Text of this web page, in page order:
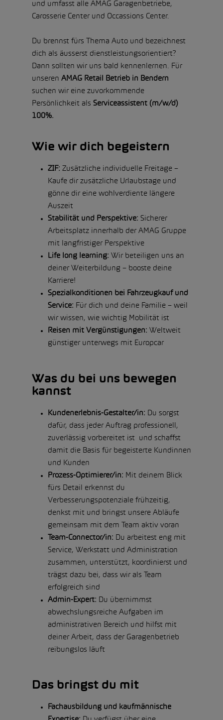
und umfasst alle AMAG Garagenbetriebe,
Carosserie Center und Occassions Center.
Du brennst fürs Thema Auto und bezeichnest
dich als äusserst dienstleistungsorientiert?
Dann sollten wir uns bald kennenlernen. Für
unseren AMAG Retail Betrieb in Bendern
suchen wir eine zuvorkommende
Persönlichkeit als Serviceassistent (m/w/d)
100%.
Wie wir dich begeistern
ZIF: Zusätzliche individuelle Freitage –
Kaufe dir zusätzliche Urlaubstage und
gönne dir eine wohlverdiente längere
Auszeit
Stabilität und Perspektive: Sicherer
Arbeitsplatz innerhalb der AMAG Gruppe
mit langfristiger Perspektive
Life long learning: Wir beteiligen uns an
deiner Weiterbildung – booste deine
Karriere!
Spezialkonditionen bei Fahrzeugkauf und
Service: Für dich und deine Familie – weil
wir wissen, wie wichtig Mobilität ist
Reisen mit Vergünstigungen: Weltweit
günstiger unterwegs mit Europcar
Was du bei uns bewegen
kannst
Kundenerlebnis-Gestalter/in:
Du sorgst
dafür, dass jeder Auftrag professionell,
zuverlässig vorbereitet ist und schaffst
damit die Basis für begeisterte Kundinnen
und Kunden
Prozess-Optimierer/in: Mit deinem Blick
fürs Detail erkennst du
Verbesserungspotenziale frühzeitig,
denkst mit und bringst unsere Abläufe
gemeinsam mit dem Team aktiv voran
Team-Connector/in: Du arbeitest eng mit
Service, Werkstatt und Administration
zusammen, unterstützt, koordinierst und
trägst dazu bei, dass wir als Team
erfolgreich sind
Admin-Expert: Du übernimmst
abwechslungsreiche Aufgaben im
administrativen Bereich und hilfst mit
deiner Arbeit, dass der Garagenbetrieb
reibungslos läuft
Das bringst du mit
Fachausbildung und kaufmännische